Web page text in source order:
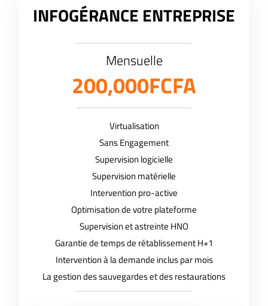
INFOGÉRANCE ENTREPRISE
Mensuelle
200,000FCFA
Virtualisation
Sans Engagement
Supervision logicielle
Supervision matérielle
Intervention pro-active
Optimisation de votre plateforme
Supervision et astreinte HNO
Garantie de temps de rétablissement H+1
Intervention à la demande inclus par mois
La gestion des sauvegardes et des restaurations